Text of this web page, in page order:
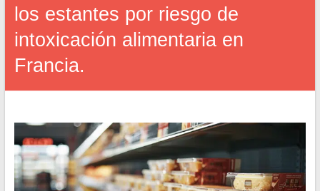
los estantes por riesgo de
intoxicación alimentaria en
Francia.